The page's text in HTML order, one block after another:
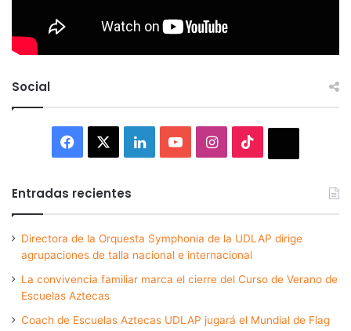
Social
Facebook LinkedInYouTubeInstagram
Entradas recientes
Directora de la Orquesta Symphonia de la UDLAP dirige
agrupaciones de talla nacional e internacional
La convivencia familiar marca el cierre del Curso de Verano de
Escuelas Aztecas
Coach de Escuelas Aztecas UDLAP jugará el Mundial de Flag